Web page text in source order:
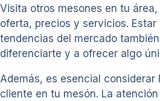
Visita otros mesones en tu
oferta, precios y servicios. Estar
tendencias del mercado
diferenciarte y a ofrecer algo
Además, es esencial considerar
cliente en tu mesón. La